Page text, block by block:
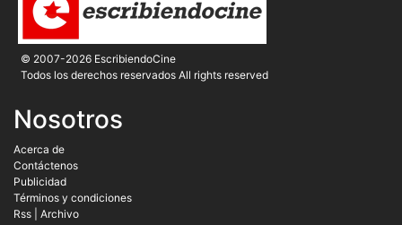
© 2007-2026 EscribiendoCine
Todos los derechos reservados All rights reserved
Nosotros
Acerca de
Contáctenos
Publicidad
Términos y condiciones
Rss
Archivo